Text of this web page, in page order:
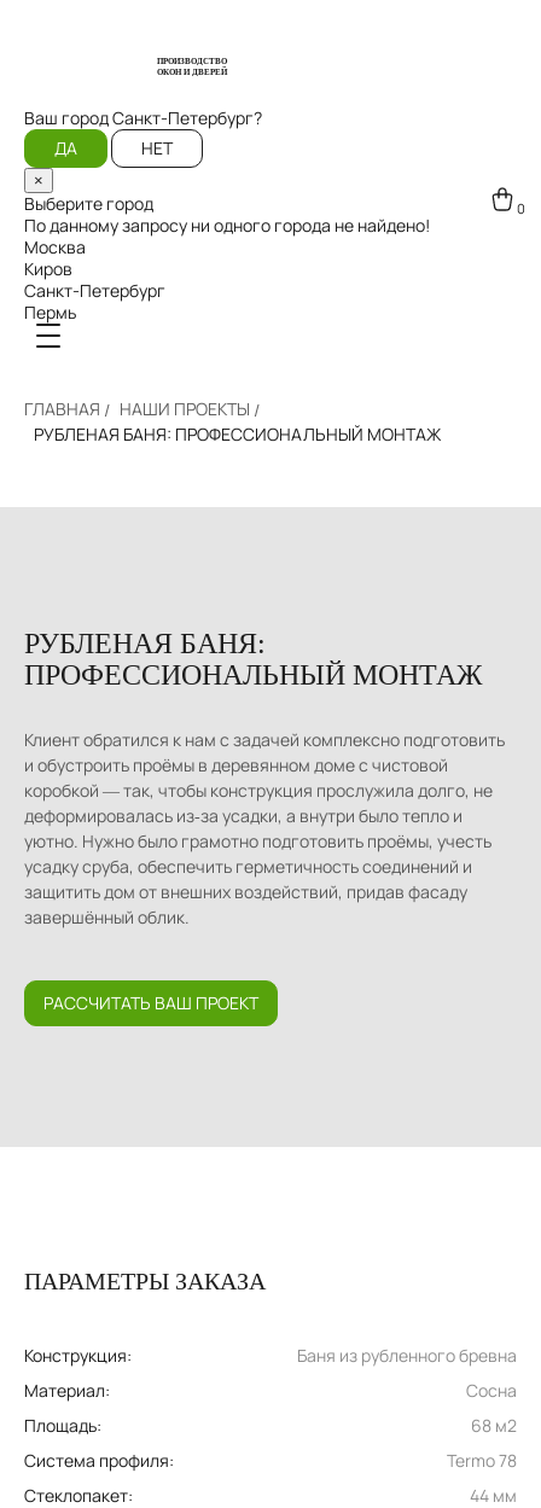
ПРОИЗВОДСТВО
ОКОН И ДВЕРЕЙ
Ваш городСанкт-Петербург?
ДА
НЕТ
×
Выберите город
По данному запросу ни одного города не найдено!
Москва
Киров
Санкт-Петербург
Пермь
0
ГЛАВНАЯ
НАШИ ПРОЕКТЫ
РУБЛЕНАЯ БАНЯ: ПРОФЕССИОНАЛЬНЫЙ МОНТАЖ
РУБЛЕНАЯ БАНЯ:
ПРОФЕССИОНАЛЬНЫЙ МОНТАЖ
Клиент обратился к нам с задачей комплексно подготовить
и обустроить проёмы в деревянном доме с чистовой
коробкой — так, чтобы конструкция прослужила долго, не
деформировалась из‑за усадки, а внутри было тепло и
уютно. Нужно было грамотно подготовить проёмы, учесть
усадку сруба, обеспечить герметичность соединений и
защитить дом от внешних воздействий, придав фасаду
завершённый облик.
РАССЧИТАТЬ ВАШ ПРОЕКТ
ПАРАМЕТРЫ ЗАКАЗА
Конструкция:
Баня из рубленного бревна
Материал:
Сосна
Площадь:
68 м2
Система профиля:
Termo 78
Стеклопакет:
44 мм